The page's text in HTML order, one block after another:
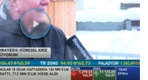
Videoyu
Oynat